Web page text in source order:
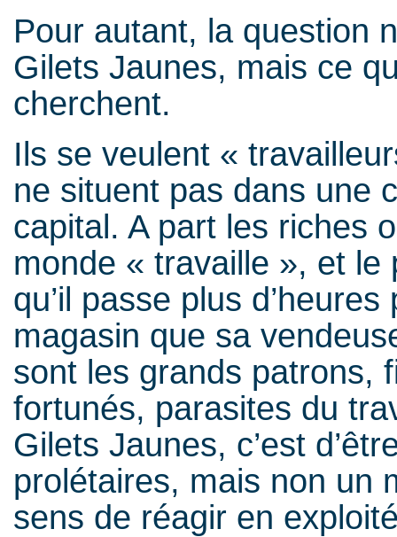
Pour autant, la question
Gilets Jaunes, mais ce
cherchent.
Ils se veulent «
ne situent pas dans une
capital. A part les riches
monde « travaille », et
qu’il passe plus
magasin que sa
sont les grands patrons,
fortunés, parasites du
Gilets Jaunes, c’est
prolétaires, mais non un
sens de réagir en